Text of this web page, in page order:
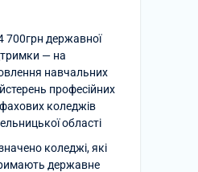
700грн державної
— на
навчальних
професійних
коледжів
області
коледжі, які
державне